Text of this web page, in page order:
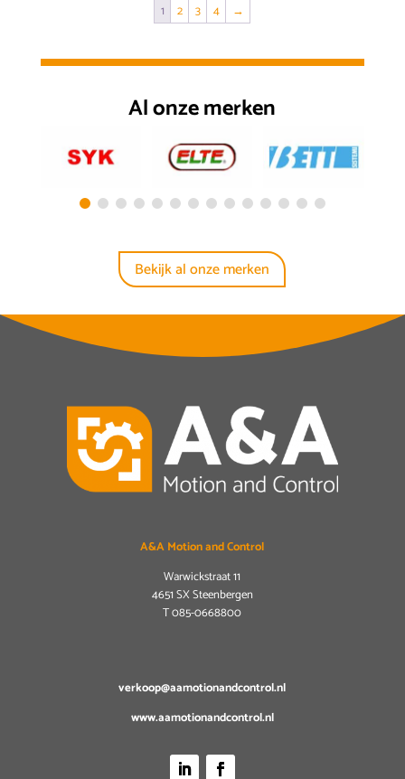
1 2 3 4 →
Al onze merken
Bekijk al onze merken
A&A Motion and Control
Warwickstraat 11
4651 SX Steenbergen
T085-0668800
verkoop@aamotionandcontrol.nl
www.aamotionandcontrol.nl